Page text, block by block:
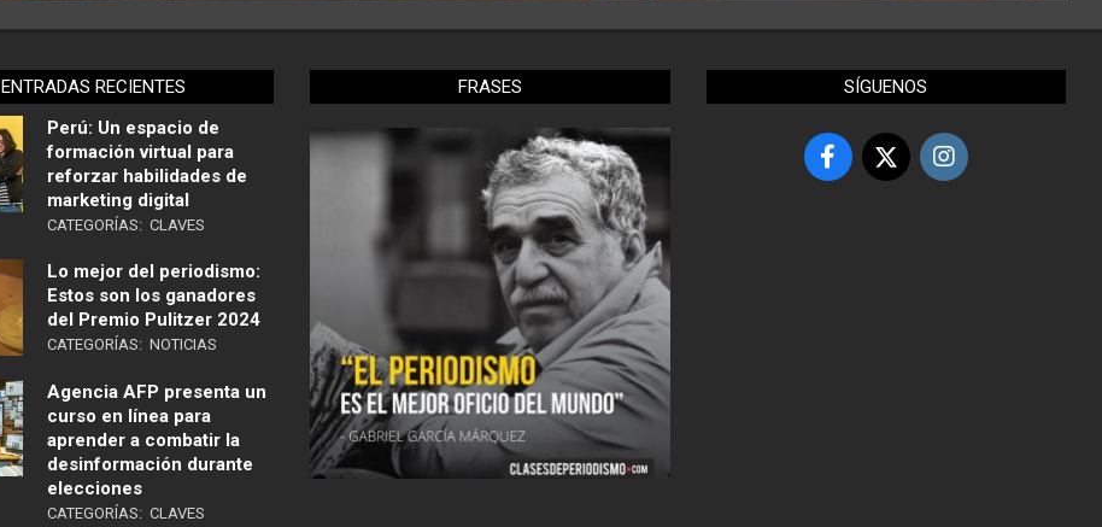
ENTRADAS RECIENTES
Perú: Un espacio de
formación virtual para
reforzar habilidades de
marketing digital
CATEGORÍAS: CLAVES
Lo mejor del periodismo:
Estos son los ganadores
del Premio Pulitzer 2024
CATEGORÍAS: NOTICIAS
Agencia AFP presenta un
curso en línea para
aprender a combatir la
desinformación durante
elecciones
CATEGORÍAS: CLAVES
FRASES SÍGUENOS